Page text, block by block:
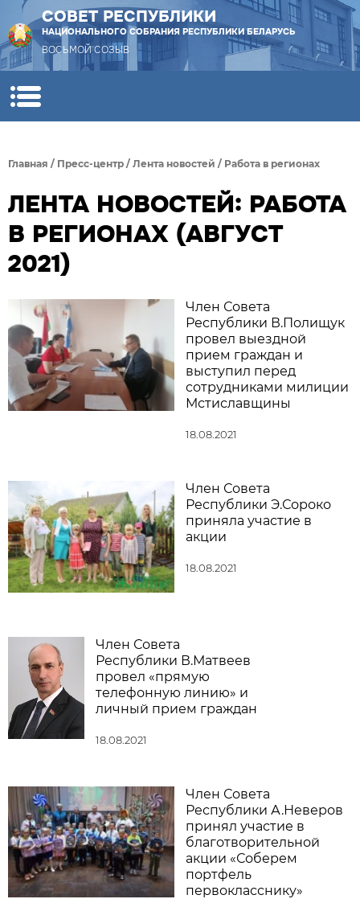
СОВЕТ РЕСПУБЛИКИ
НАЦИОНАЛЬНОГО СОБРАНИЯ РЕСПУБЛИКИ БЕЛАРУСЬ
ВОСЬМОЙ СОЗЫВ
Главная / Пресс-центр / Лента новостей / Работа в регионах
ЛЕНТА НОВОСТЕЙ: РАБОТА
В РЕГИОНАХ (АВГУСТ
2021)
Член Совета
Республики В.Полищук
провел выездной
прием граждан и
выступил перед
сотрудниками милиции
Мстиславщины
18.08.2021
Член Совета
Республики Э.Сороко
приняла участие в
акции
18.08.2021
Член Совета
Республики В.Матвеев
провел «прямую
телефонную линию» и
личный прием граждан
18.08.2021
Член Совета
Республики А.Неверов
принял участие в
благотворительной
акции «Соберем
портфель
первокласснику»